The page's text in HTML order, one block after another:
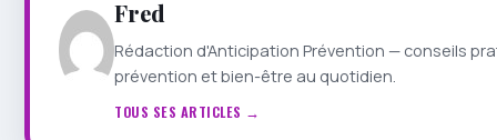
Fred
Rédaction d'Anticipation Prévention — conseils
prévention et bien-être au quotidien.
TOUS SES ARTICLES →